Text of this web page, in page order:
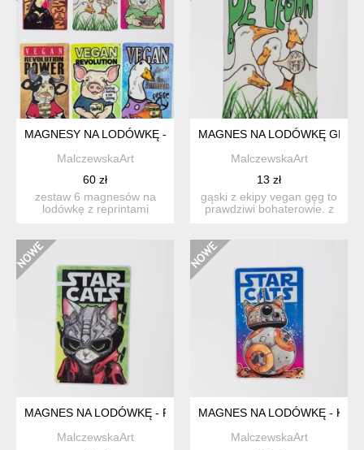
MAGNESY NA LODÓWKĘ - VEGAN ZWIERZAKI - ZESTAW
MalczewskaArt
60 zł
zestaw 6 magnesów na
lodówkę z reprintami
MAGNES NA LODÓWKĘ GĘSI
MalczewskaArt
13 zł
gąski z ekipy vegan gęg to
prawdziwi bohaterowie. z
MAGNES NA LODÓWKĘ - REBELLION
MalczewskaArt
MAGNES NA LODÓWKĘ - KOT
MalczewskaArt